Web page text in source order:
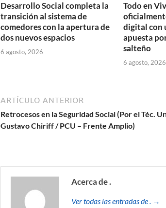
Desarrollo Social completa la
transición al sistema de
comedores con la apertura de
dos nuevos espacios
6 agosto, 2026
Todo en
digital con
apuesta
salteño
6 agosto, 2026
ARTÍCULO ANTERIOR
Retrocesos en la Seguridad Social (Por el Téc.
Gustavo Chiriff / PCU – Frente Amplio)
Acerca de .
Ver todas las entradas de . →